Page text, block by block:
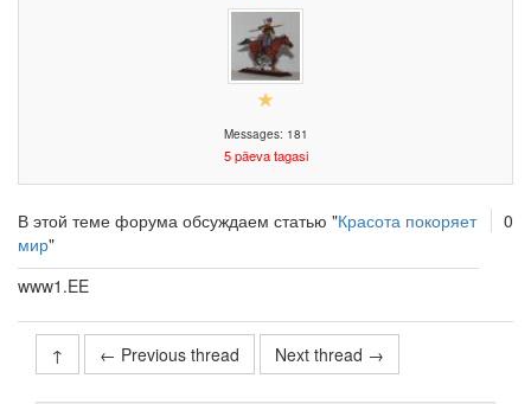
Messages: 181
5 päeva tagasi
0
В этой теме форума обсуждаем статью "Красота покоряет
мир"
www1.EE
↑ ← Previous thread Next thread →